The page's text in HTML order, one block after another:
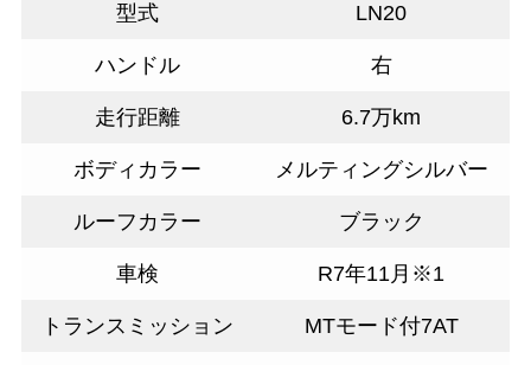
型式 LN20
ハンドル 右
走行距離 6.7万km
ボディカラー メルティングシルバー
ルーフカラー ブラック
車検 R7年11月※1
トランスミッション MTモード付7AT